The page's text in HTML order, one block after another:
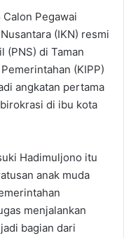
Pegawai
(IKN) resmi
(PNS) di Taman
(KIPP)
angkatan pertama
di ibu kota
Hadimuljono itu
anak muda
menjalankan
bagian dari